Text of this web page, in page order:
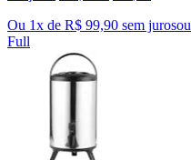
Ou 1x de R$ 99,90 sem jurosou
Full